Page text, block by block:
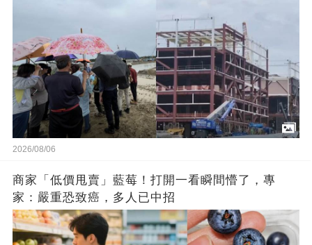
2026/08/06
商家「低價甩賣」藍莓！打開一看瞬間懵了，專
家：嚴重恐致癌，多人已中招